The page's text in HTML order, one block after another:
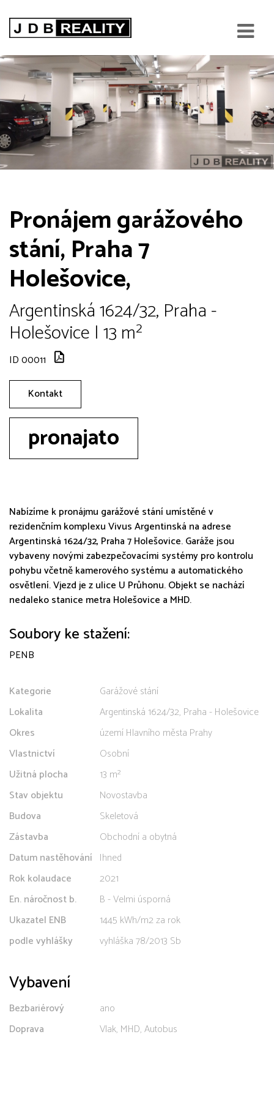
Pronájem garážového
stání, Praha 7
Holešovice,
Argentinská 1624/32, Praha -
Holešovice | 13 m²
ID 00011
Kontakt
pronajato
Nabízíme k pronájmu garážové stání umístěné v
rezidenčním komplexu Vivus Argentinská na adrese
Argentinská 1624/32, Praha 7 Holešovice. Garáže jsou
vybaveny novými zabezpečovacími systémy pro kontrolu
pohybu včetně kamerového systému a automatického
osvětlení. Vjezd je z ulice U Průhonu. Objekt se nachází
nedaleko stanice metra Holešovice a MHD.
Soubory ke stažení:
PENB
Kategorie
Garážové stání
Lokalita
Argentinská 1624/32, Praha - Holešovice
Okres
území Hlavního města Prahy
Vlastnictví
Osobní
Užitná plocha
13 m²
Stav objektu
Novostavba
Budova
Skeletová
Zástavba
Obchodní a obytná
Datum nastěhování Ihned
Rok kolaudace
2021
En. náročnost b.
B - Velmi úsporná
Ukazatel ENB
1445 kWh/m2 za rok
podle vyhlášky
vyhláška 78/2013 Sb
Vybavení
Bezbariérový
ano
Doprava
Vlak, MHD, Autobus